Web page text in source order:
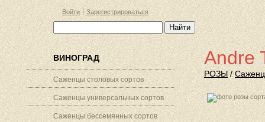
Войти Зарегистрироваться
ВИНОГРАД
Саженцы столовых сортов
Саженцы универсальных сортов
Саженцы бессемянных сортов
Andre
РОЗЫ/